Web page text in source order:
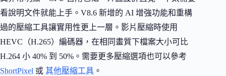
看說明文件就能上手。V8.6 新增的 AI 增強功能和重構
過的壓縮工具讓實用性更上一層。影片壓縮時使用
HEVC（H.265）編碼器，在相同畫質下檔案大小可比
H.264 小 40% 到 50%。需要更多壓縮選項也可以參考
ShortPixel 或 其他壓縮工具 。